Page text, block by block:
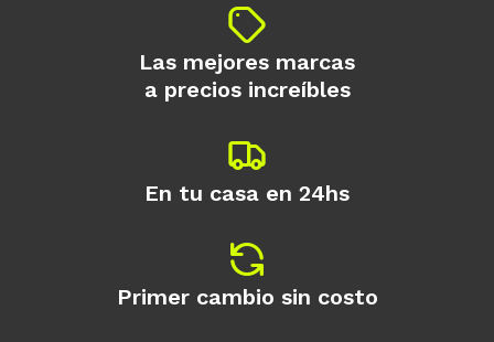
Las mejores marcas
a precios increíbles
En tu casa en 24hs
Primer cambio sin costo
Continuar
Elegí tus productos preferidos
Elegís Pago Después como metodo de pago
* sujeto a aprobación crediticia. El monto
disponible puede variar por comercio
preguntas@pagodespues.com.uy